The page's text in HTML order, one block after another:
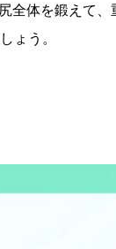
全体を鍛えて
ょう。